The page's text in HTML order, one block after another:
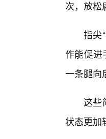
次，放松
指尖
作能促进
一条腿向
这些
状态更加